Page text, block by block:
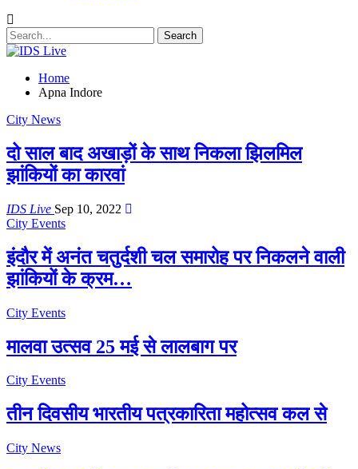
Home
Apna Indore
City News
दो साल बाद अखाड़ों के साथ निकला झिलमिल
झांकियों का कारवां
IDS Live Sep 10, 2022
City Events
इंदौर में अनंत चतुर्दशी चल समारोह पर निकलने वाली
झांकियों के क्रम…
City Events
मालवा उत्सव 25 मई से लालबाग पर
City Events
तीन दिवसीय भारतीय पत्रकारिता महोत्सव कल से
City News